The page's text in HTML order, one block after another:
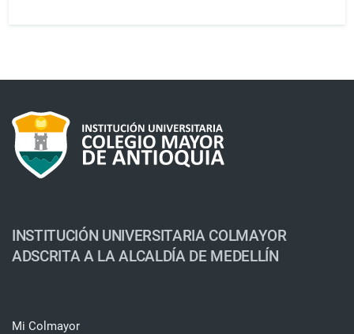
INSTITUCIÓN UNIVERSITARIA COLMAYOR
ADSCRITA A LA ALCALDÍA DE MEDELLÍN
Mi Colmayor